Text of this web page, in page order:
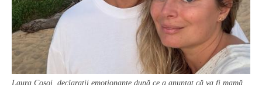
Laura Cosoi, declarații emoționante după ce a anunțat că va fi mamă